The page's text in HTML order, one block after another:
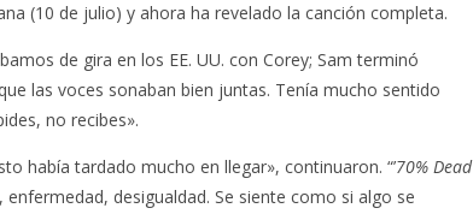
(10 de julio) y ahora ha revelado la canción completa.
de gira en los EE. UU. con Corey; Sam terminó
las voces sonaban bien juntas. Tenía mucho sentido
no recibes».
había tardado mucho en llegar», continuaron. “’70% Dead
desigualdad. Se siente como si algo se